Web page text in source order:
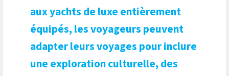
aux yachts de luxe entièrement
équipés, les voyageurs peuvent
adapter leurs voyages pour inclure
une exploration culturelle, des